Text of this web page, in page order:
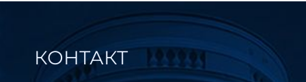
КОНТАКТ